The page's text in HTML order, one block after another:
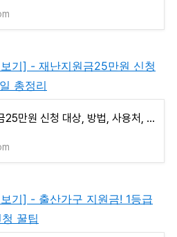
기] - 재난지원금25만원 신청
총정리
재난지원금25만원 신청 대상, 방법, 사용처, 지급일 총정리
기] - 출산가구 지원금! 1등급
꿀팁